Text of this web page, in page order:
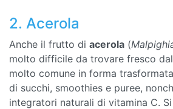
2. Acerola
Anche il frutto di acerola (
molto difficile da trovare fresco
molto comune in forma
di succhi, smoothies e puree,
integratori naturali di vitamina C.